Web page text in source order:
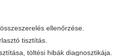
ellenőrzése.
tisztítás.
töltési hibák diagnosztikája.